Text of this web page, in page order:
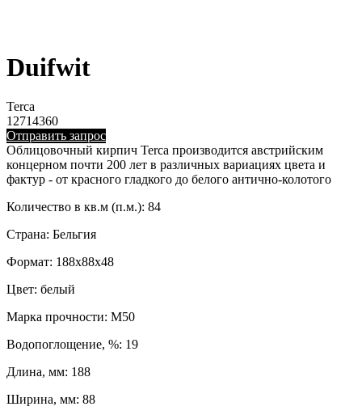
Duifwit
Terca
12714360
Отправить запрос
Облицовочный кирпич Terca производится австрийским
концерном почти 200 лет в различных вариациях цвета и
фактур - от красного гладкого до белого антично-колотого
Количество в кв.м (п.м.): 84
Страна: Бельгия
Формат: 188х88х48
Цвет: белый
Марка прочности: М50
Водопоглощение, %: 19
Длина, мм: 188
Ширина, мм: 88